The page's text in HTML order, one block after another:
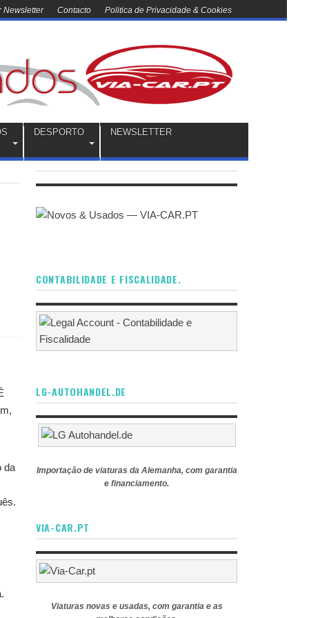
Newsletter Contacto Politica de Privacidade & Cookies
DESPORTO NEWSLETTER
da
CONTABILIDADE E FISCALIDADE.
LG-AUTOHANDEL.DE
Importação de viaturas da Alemanha, com garantia
e financiamento.
VIA-CAR.PT
Viaturas novas e usadas, com garantia e as